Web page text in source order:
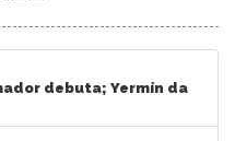
debuta; Yermín da